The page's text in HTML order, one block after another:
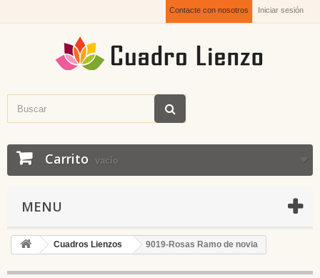
Iniciar sesión
Contacte con nosotros
Carrito vacío
MENU
Cuadros Lienzos 9019-Rosas Ramo de novia